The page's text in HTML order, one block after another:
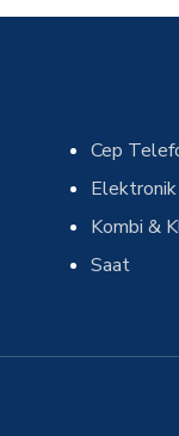
Cep
Kombi &
Saat